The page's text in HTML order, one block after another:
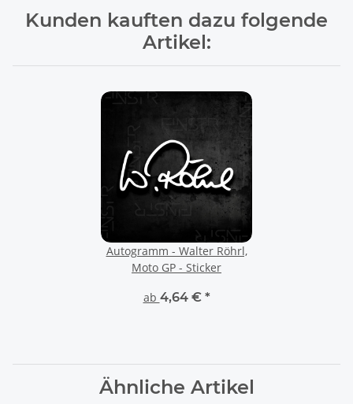
Kunden kauften dazu folgende
Artikel:
Autogramm - Walter Röhrl,
Moto GP - Sticker
ab 4,64 € *
Ähnliche Artikel